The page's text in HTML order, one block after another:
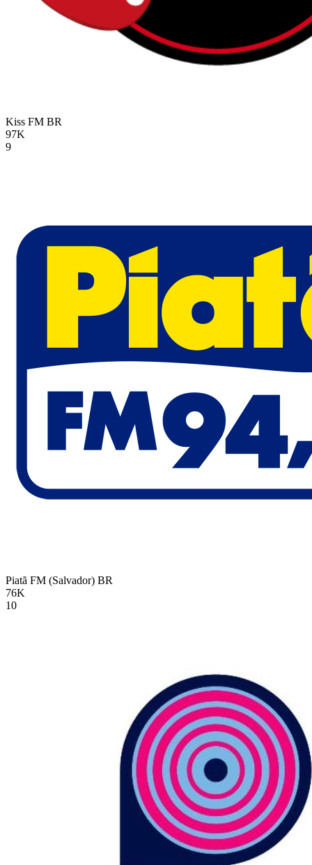
Kiss FM BR
97K
9
Piatã FM (Salvador) BR
76K
10